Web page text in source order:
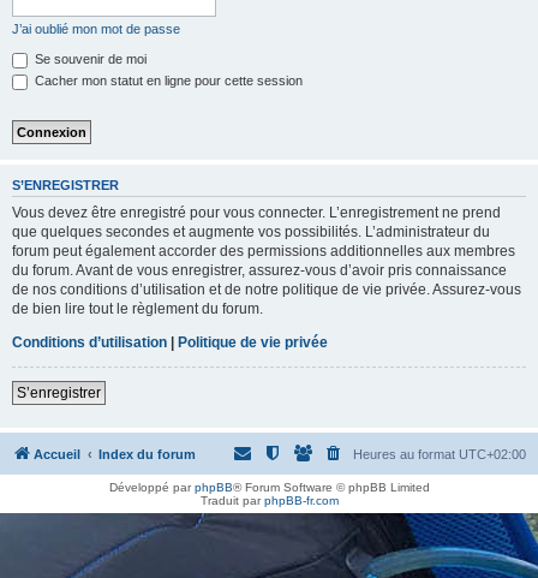
J’ai oublié mon mot de passe
Se souvenir de moi
Cacher mon statut en ligne pour cette session
S’ENREGISTRER
Vous devez être enregistré pour vous connecter. L’enregistrement ne prend
que quelques secondes et augmente vos possibilités. L’administrateur du
forum peut également accorder des permissions additionnelles aux membres
du forum. Avant de vous enregistrer, assurez-vous d’avoir pris connaissance
de nos conditions d’utilisation et de notre politique de vie privée. Assurez-vous
de bien lire tout le règlement du forum.
Conditions d’utilisation
Politique de vie privée
S’enregistrer
Accueil Index du forum Heures au format UTC+02:00
Développé parphpBB® Forum Software © phpBB Limited
Traduit parphpBB-fr.com